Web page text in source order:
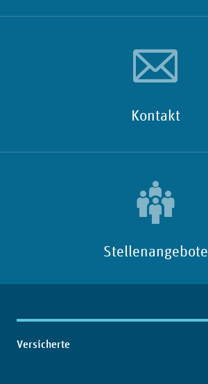
Kontakt
Stellenangebote
Inhaltsübersicht
Versicherte